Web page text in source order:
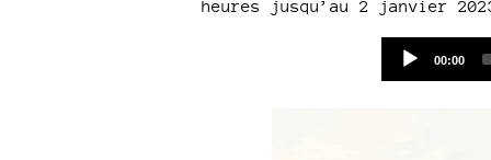
heures jusqu’au 2 janvier
Current
00:00